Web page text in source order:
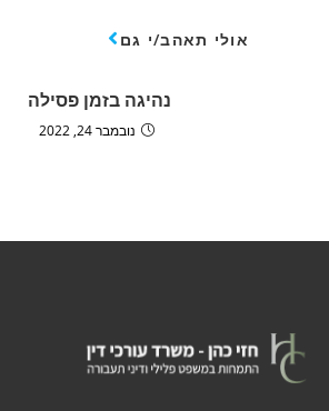
אולי תאהב/י גם
נהיגה בזמן פסילה
נובמבר 24, 2022